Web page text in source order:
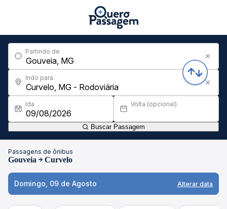
Partindo de
Indo para
Ida Volta (opcional)
Buscar Passagem
Passagens de ônibus
Gouveia Curvelo
Domingo, 09 de Agosto Alterar data